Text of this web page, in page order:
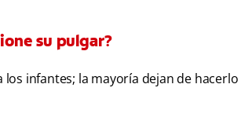
su pulgar?
infantes; la mayoría dejan de